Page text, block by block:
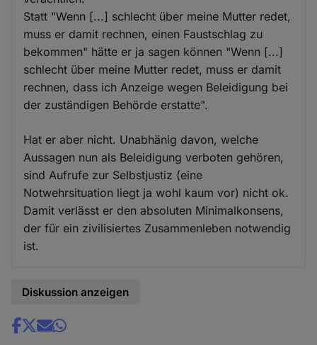
Statt "Wenn [...] schlecht über meine Mutter redet,
muss er damit rechnen, einen Faustschlag zu
bekommen" hätte er ja sagen können "Wenn [...]
schlecht über meine Mutter redet, muss er damit
rechnen, dass ich Anzeige wegen Beleidigung bei
der zuständigen Behörde erstatte".
Hat er aber nicht. Unabhänig davon, welche
Aussagen nun als Beleidigung verboten gehören,
sind Aufrufe zur Selbstjustiz (eine
Notwehrsituation liegt ja wohl kaum vor) nicht ok.
Damit verlässt er den absoluten Minimalkonsens,
der für ein zivilisiertes Zusammenleben notwendig
ist.
Diskussion anzeigen
Share